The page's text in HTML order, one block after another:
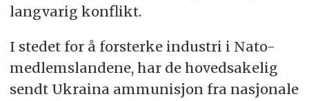
langvarig konflikt.
I stedet for å forsterke industri i Nato-
medlemslandene, har de hovedsakelig
sendt Ukraina ammunisjon fra nasjonale